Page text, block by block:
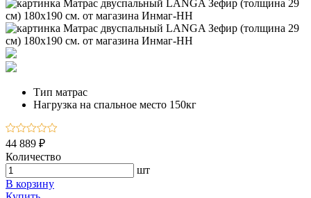
Тип матрас
Нагрузка на спальное место 150кг
44 889 ₽
Количество
шт
В корзину